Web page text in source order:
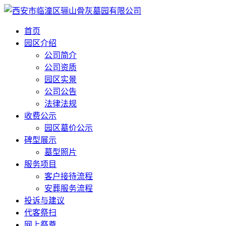
首页
园区介绍
公司简介
公司资质
园区实景
公司公告
法律法规
收费公示
园区墓价公示
碑型展示
墓型照片
服务项目
客户接待流程
安葬服务流程
投诉与建议
代客祭扫